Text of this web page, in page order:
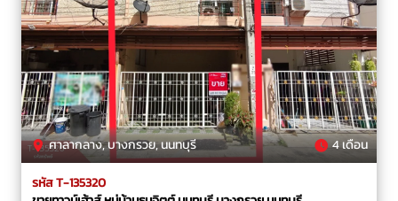
ศาลากลาง, บางกรวย, นนทบุรี 4 เดือน
รหัส T-135320